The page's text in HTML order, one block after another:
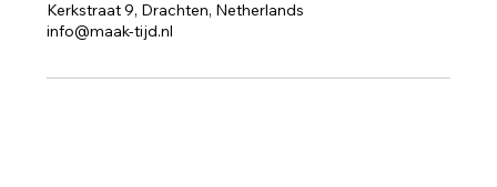
Kerkstraat 9, Drachten, Netherlands
info@maak-tijd.nl